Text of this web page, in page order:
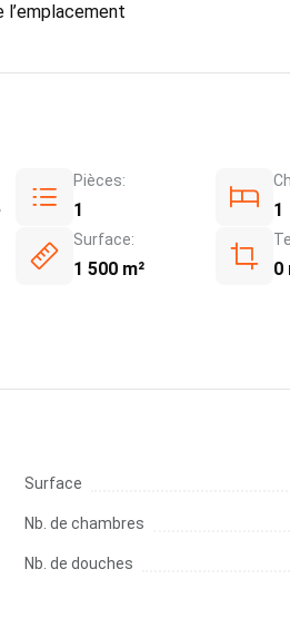
Pièces:
1 1
Surface:
1 500 m² 0
Surface
Nb. de chambres
Nb. de douches